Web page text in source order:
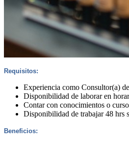
Requisitos:
Experiencia como Consultor(a)
Disponibilidad de laborar en
Contar con conocimientos o
Disponibilidad de trabajar 48 hrs
Beneficios: